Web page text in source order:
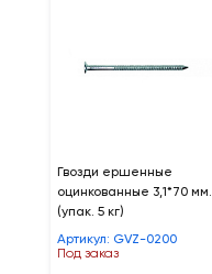
Гвозди ершенные
оцинкованные 3,1*70 мм.
(упак. 5 кг)
Артикул: GVZ-0200
Под заказ